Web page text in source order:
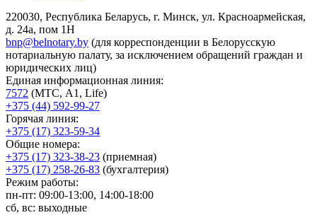
220030, Республика Беларусь, г. Минск, ул. Красноармейская,
д. 24а, пом 1Н
bnp@belnotary.by (для корреспонденции в Белорусскую
нотариальную палату, за исключением обращений граждан и
юридических лиц)
Единая информационная линия:
7572 (МТС, A1, Life)
+375 (44) 592-99-27
Горячая линия:
+375 (17) 323-59-34
Общие номера:
+375 (17) 323-38-23 (приемная)
+375 (17) 258-26-83 (бухгалтерия)
Режим работы:
пн-пт: 09:00-13:00, 14:00-18:00
сб, вс: выходные